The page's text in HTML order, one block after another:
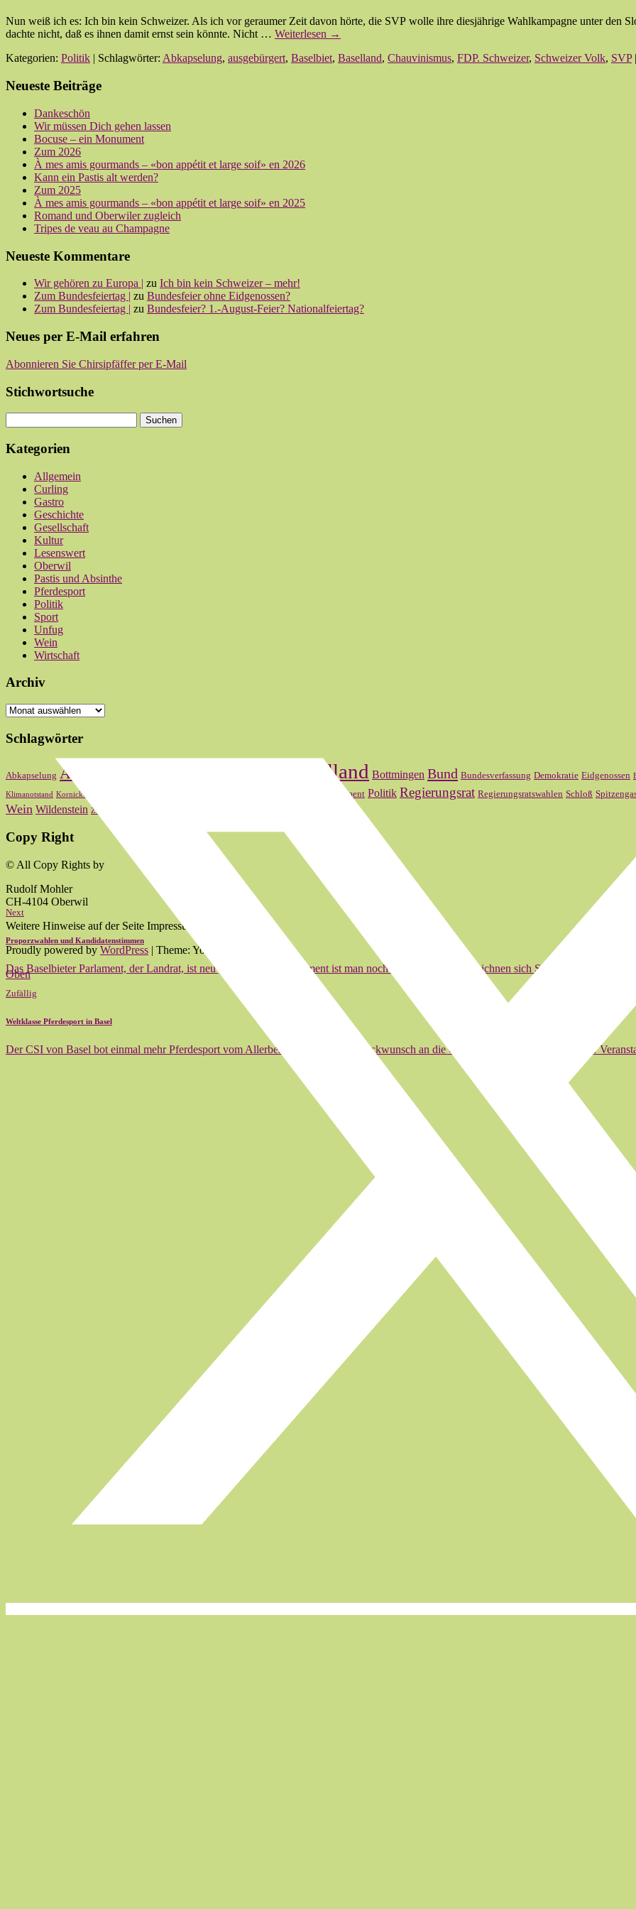
Nun weiß ich es: Ich bin kein Schweizer. Als ich vor geraumer Zeit davon hörte, die SVP wolle ihre diesjährige Wahlkampagne unter den
dachte nicht, daß es ihnen damit ernst sein könnte. Nicht … Weiterlesen →
Kategorien: Politik | Schlagwörter: Abkapselung, ausgebürgert, Baselbiet, Baselland, Chauvinismus, FDP. Schweizer, Schweizer Volk, SVP|
Neueste Beiträge
Dankeschön
Wir müssen Dich gehen lassen
Bocuse – ein Monument
Zum 2026
À mes amis gourmands – «bon appétit et large soif» en 2026
Kann ein Pastis alt werden?
Zum 2025
À mes amis gourmands – «bon appétit et large soif» en 2025
Romand und Oberwiler zugleich
Tripes de veau au Champagne
Neueste Kommentare
Wir gehören zu Europa | zu Ich bin kein Schweizer – mehr!
Zum Bundesfeiertag | zu Bundesfeier ohne Eidgenossen?
Zum Bundesfeiertag | zu Bundesfeier? 1.-August-Feier? Nationalfeiertag?
Neues per E-Mail erfahren
Abonnieren Sie Chirsipfäffer per E-Mail
Stichwortsuche
Kategorien
Allgemein
Curling
Gastro
Geschichte
Gesellschaft
Kultur
Lesenswert
Oberwil
Pastis und Absinthe
Pferdesport
Politik
Sport
Unfug
Wein
Wirtschaft
Archiv
Archiv
Schlagwörter
Abkapselung Abstimmung Baselland Bottmingen Bund Bundesverfassung Demokratie Eidgenossen
Klimanotstand Kornicker Parlament Politik Regierungsrat Regierungsratswahlen Schloß
Wein Wildenstein Zum 2020
Copy Right
© All Copy Rights by
Rudolf Mohler
CH-4104 Oberwil
Weitere Hinweise auf der Seite Impressum.
Proudly powered by WordPress | Theme: Yoko von
Oben
Next
Proporzwahlen und Kandidatenstimmen
Das Baselbieter Parlament, der Landrat, ist neu gewählt und im Moment ist man noch am auszählen. Es zeichnen sich Sitzverschiebungen…
Zufällig
Weltklasse Pferdesport in Basel
Der CSI von Basel bot einmal mehr Pferdesport vom Allerbesten. Herzlichen Glückwunsch an die Organisatoren und die Träger der